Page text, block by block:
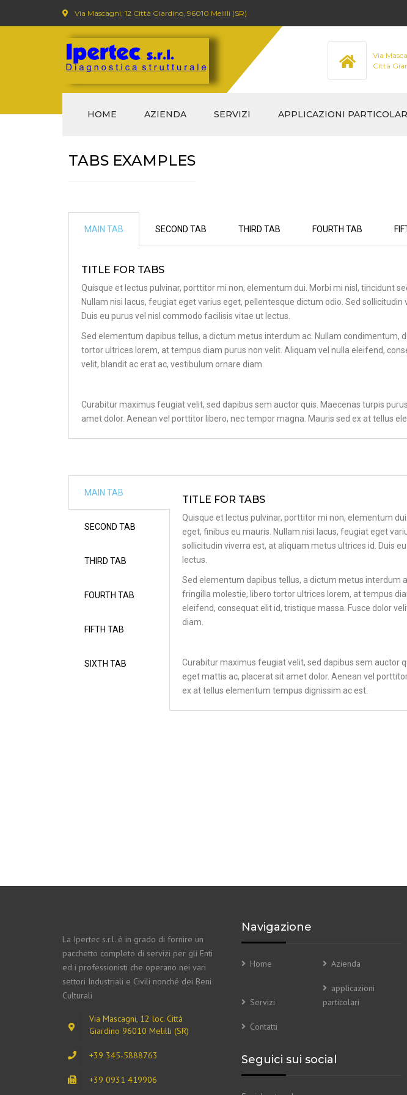
Via Mascagni, 12 Città Giardino, 96010 Melilli (SR)
Via
Città
HOME AZIENDA SERVIZI
SUI
PHASED
SUPPORTS)
APPLICAZIONI
TABS EXAMPLES
MAIN TAB SECOND TAB THIRD TAB FOURTH TAB
TITLE FOR TABS
Quisque et lectus pulvinar, porttitor mi non, elementum dui. Morbi mi nisl, tincidunt
Nullam nisi lacus, feugiat eget varius eget, pellentesque dictum odio. Sed sollicitudin
Duis eu purus vel nisl commodo facilisis vitae ut lectus.
Sed elementum dapibus tellus, a dictum metus interdum ac. Nullam condimentum,
tortor ultrices lorem, at tempus diam purus non velit. Aliquam vel nulla eleifend,
velit, blandit ac erat ac, vestibulum ornare diam.
Curabitur maximus feugiat velit, sed dapibus sem auctor quis. Maecenas turpis
amet dolor. Aenean vel porttitor libero, nec tempor magna. Mauris sed ex at tellus
MAIN TAB
SECOND TAB
THIRD TAB
FOURTH TAB
FIFTH TAB
SIXTH TAB
TITLE FOR TABS
Quisque et lectus pulvinar, porttitor mi non, elementum
eget, finibus eu mauris. Nullam nisi lacus, feugiat eget
sollicitudin viverra est, at aliquam metus ultrices id. Duis
lectus.
Sed elementum dapibus tellus, a dictum metus interdum
fringilla molestie, libero tortor ultrices lorem, at tempus
eleifend, consequat elit id, tristique massa. Fusce dolor
diam.
Curabitur maximus feugiat velit, sed dapibus sem auctor
eget mattis ac, placerat sit amet dolor. Aenean vel
ex at tellus elementum tempus dignissim ac est.
La Ipertec s.r.l. è in grado di fornire un
pacchetto completo di servizi per gli Enti
ed i professionisti che operano nei vari
settori Industriali e Civili nonché dei Beni
Culturali
Via Mascagni, 12 loc. Città
Giardino 96010 Melilli (SR)
+39 345-5888763
+39 0931 419906
Navigazione
Home Azienda
Servizi
applicazioni
particolari
Contatti
Seguici sui social